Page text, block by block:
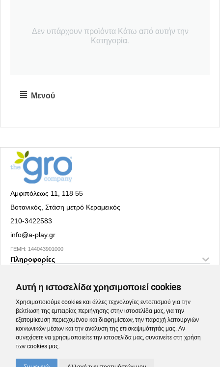
Αυτή η ιστοσελίδα χρησιμοποιεί cookies
Χρησιμοποιούμε cookies και άλλες τεχνολογίες εντοπισμού για την
βελτίωση της εμπειρίας περιήγησης στην ιστοσελίδα μας, για την
εξατομίκευση περιεχομένου και διαφημίσεων, την παροχή λειτουργιών
κοινωνικών μέσων και την ανάλυση της επισκεψιμότητάς μας. Αν
συνεχίσετε να χρησιμοποιείτε την ιστοσελίδα μας, συναινείτε στη χρήση
των cookies μας.
Δεν υπάρχουν προϊόντα Κάτω από αυτήν την
Κατηγορία.
Μενού
Αμφιπόλεως 11, 118 55
Βοτανικός, Στάση μετρό Κεραμεικός
210-3422583
info@a-play.gr
ΓΕΜΗ: 144043901000
Πληροφορίες